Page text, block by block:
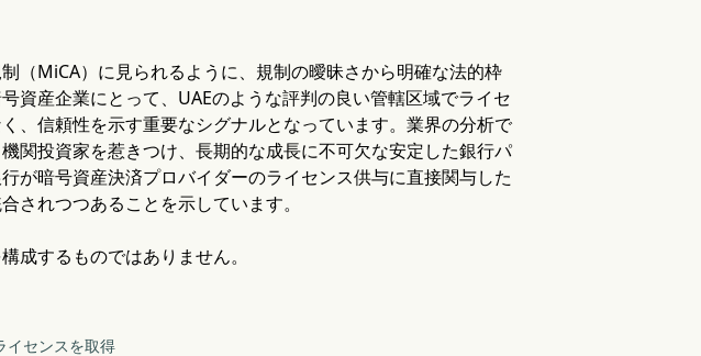
（MiCA）に見られるように、規制の曖昧さから明確な法的枠
資産企業にとって、UAEのような評判の良い管轄区域でライセ
、信頼性を示す重要なシグナルとなっています。業界の分析で
関投資家を惹きつけ、長期的な成長に不可欠な安定した銀行パ
が暗号資産決済プロバイダーのライセンス供与に直接関与した
されつつあることを示しています。
成するものではありません。
イセンスを取得